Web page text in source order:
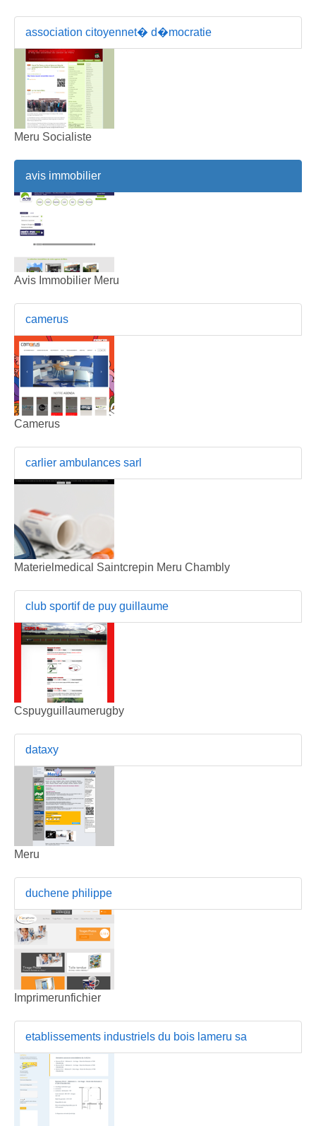
association citoyennet� d�mocratie
Meru Socialiste
avis immobilier
Avis Immobilier Meru
camerus
Camerus
carlier ambulances sarl
Materielmedical Saintcrepin Meru Chambly
club sportif de puy guillaume
Cspuyguillaumerugby
dataxy
Meru
duchene philippe
Imprimerunfichier
etablissements industriels du bois lameru sa